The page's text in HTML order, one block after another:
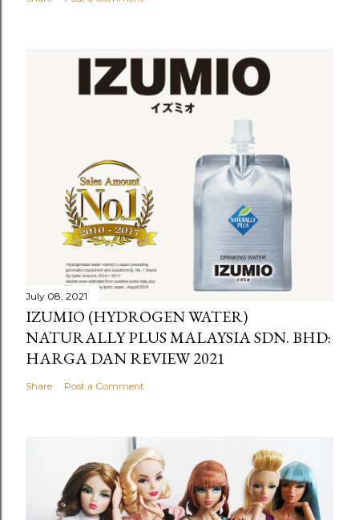
July 08, 2021
IZUMIO (HYDROGEN WATER)
NATURALLY PLUS MALAYSIA SDN. BHD:
HARGA DAN REVIEW 2021
Share Post a Comment